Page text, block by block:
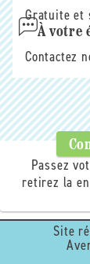
Gratuite et
À votre
Contactez
Passez
retirez la
Site